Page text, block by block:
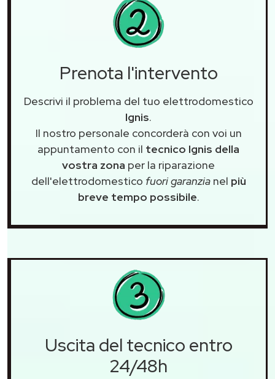
Prenota l'intervento
Descrivi il problema del tuo elettrodomestico
Ignis.
Il nostro personale concorderà con voi un
appuntamento con il tecnico Ignis della
vostra zona per la riparazione
dell'elettrodomestico fuori garanzianel più
breve tempo possibile.
Uscita del tecnico entro
24/48h